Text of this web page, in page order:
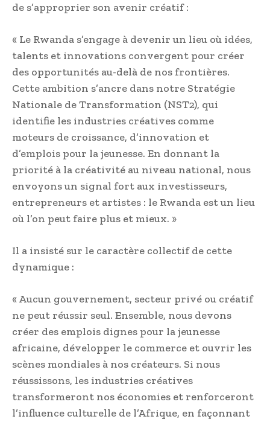
de s’approprier son avenir créatif :
« Le Rwanda s’engage à devenir un lieu où idées,
talents et innovations convergent pour créer
des opportunités au-delà de nos frontières.
Cette ambition s’ancre dans notre Stratégie
Nationale de Transformation (NST2), qui
identifie les industries créatives comme
moteurs de croissance, d’innovation et
d’emplois pour la jeunesse. En donnant la
priorité à la créativité au niveau national, nous
envoyons un signal fort aux investisseurs,
entrepreneurs et artistes : le Rwanda est un lieu
où l’on peut faire plus et mieux. »
Il a insisté sur le caractère collectif de cette
dynamique :
« Aucun gouvernement, secteur privé ou créatif
ne peut réussir seul. Ensemble, nous devons
créer des emplois dignes pour la jeunesse
africaine, développer le commerce et ouvrir les
scènes mondiales à nos créateurs. Si nous
réussissons, les industries créatives
transformeront nos économies et renforceront
l’influence culturelle de l’Afrique, en façonnant